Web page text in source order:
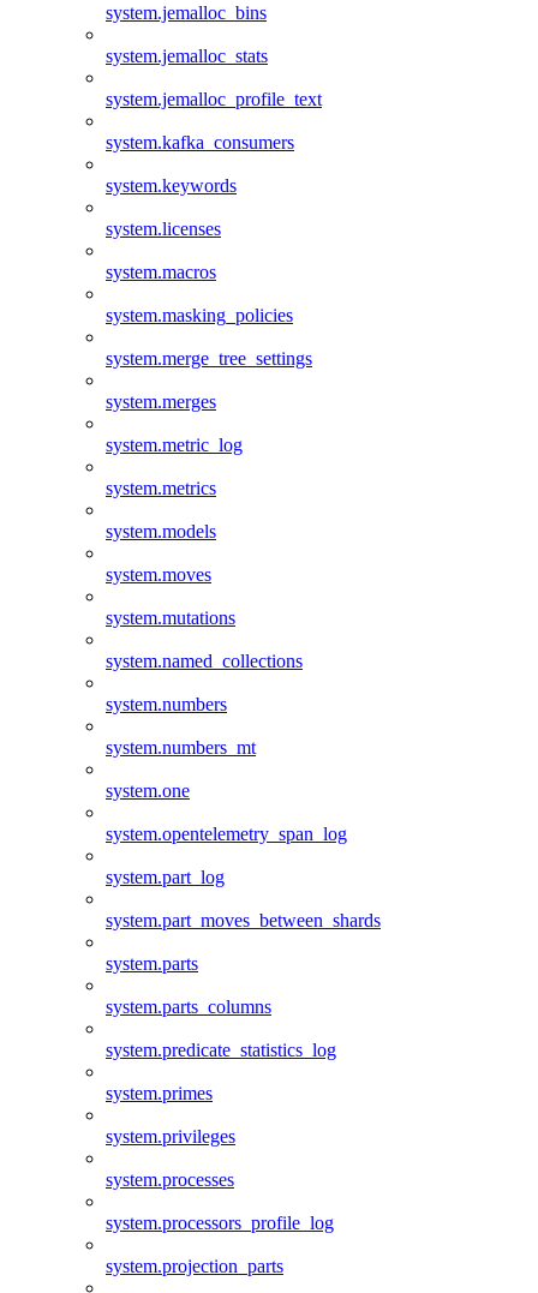
system.jemalloc_bins
system.jemalloc_stats
system.jemalloc_profile_text
system.kafka_consumers
system.keywords
system.licenses
system.macros
system.masking_policies
system.merge_tree_settings
system.merges
system.metric_log
system.metrics
system.models
system.moves
system.mutations
system.named_collections
system.numbers
system.numbers_mt
system.one
system.opentelemetry_span_log
system.part_log
system.part_moves_between_shards
system.parts
system.parts_columns
system.predicate_statistics_log
system.primes
system.privileges
system.processes
system.processors_profile_log
system.projection_parts